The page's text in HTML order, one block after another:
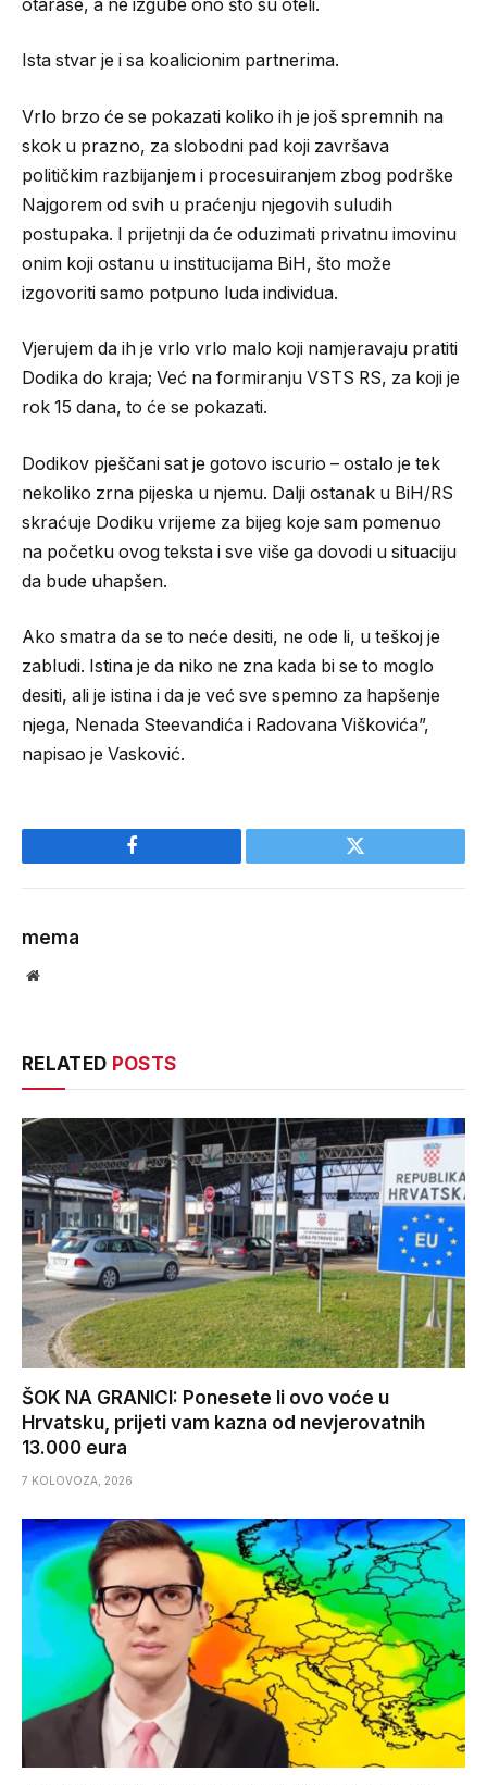
otarase, a ne izgube ono što su oteli.
Ista stvar je i sa koalicionim partnerima.
Vrlo brzo će se pokazati koliko ih je još spremnih na
skok u prazno, za slobodni pad koji završava
političkim razbijanjem i procesuiranjem zbog podrške
Najgorem od svih u praćenju njegovih suludih
postupaka. I prijetnji da će oduzimati privatnu imovinu
onim koji ostanu u institucijama BiH, što može
izgovoriti samo potpuno luda individua.
Vjerujem da ih je vrlo vrlo malo koji namjeravaju pratiti
Dodika do kraja; Već na formiranju VSTS RS, za koji je
rok 15 dana, to će se pokazati.
Dodikov pješčani sat je gotovo iscurio – ostalo je tek
nekoliko zrna pijeska u njemu. Dalji ostanak u BiH/RS
skraćuje Dodiku vrijeme za bijeg koje sam pomenuo
na početku ovog teksta i sve više ga dovodi u situaciju
da bude uhapšen.
Ako smatra da se to neće desiti, ne ode li, u teškoj je
zabludi. Istina je da niko ne zna kada bi se to moglo
desiti, ali je istina i da je već sve spemno za hapšenje
njega, Nenada Steevandića i Radovana Viškovića”,
napisao je Vasković.
Facebook Twitter
mema
Website
RELATED POSTS
ŠOK NA GRANICI: Ponesete li ovo voće u
Hrvatsku, prijeti vam kazna od nevjerovatnih
13.000 eura
7 KOLOVOZA, 2026